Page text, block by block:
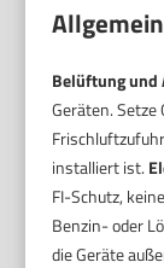
Belüftung und
Geräten.
installiert ist.
FI-Schutz,
Benzin- oder
die Geräte